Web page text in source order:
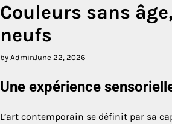
Couleurs sans
neufs
by AdminJune 22, 2026
Une expérience
L’art contemporain se définit par sa